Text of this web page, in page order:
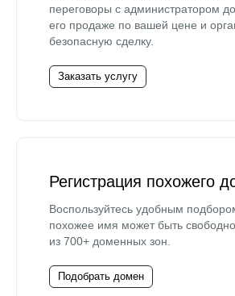
переговоры с администратором
его продаже по вашей цене и
безопасную сделку.
Заказать услугу
Регистрация похожего
Воспользуйтесь удобным
похожее имя может быть
из 700+ доменных зон.
Подобрать домен